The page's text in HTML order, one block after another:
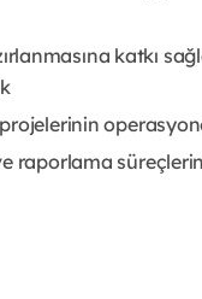
katkı
raporlama